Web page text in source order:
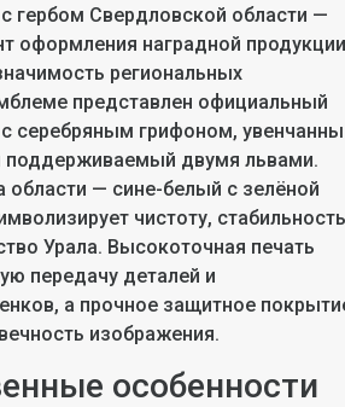
гербом Свердловской области —
оформления наградной
региональных
представлен официальный
серебряным грифоном,
поддерживаемый двумя львами.
области — сине-белый с зелёной
чистоту, стабильность
Урала. Высокоточная печать
передачу деталей и
а прочное защитное
изображения.
особенности